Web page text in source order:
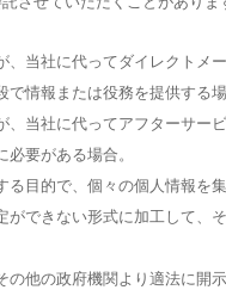
当社に代ってダイレクトメ
で情報または役務を提供する場
当社に代ってアフターサー
要がある場合。
目的で、個々の個人情報を
ができない形式に加工して、
他の政府機関より適法に開